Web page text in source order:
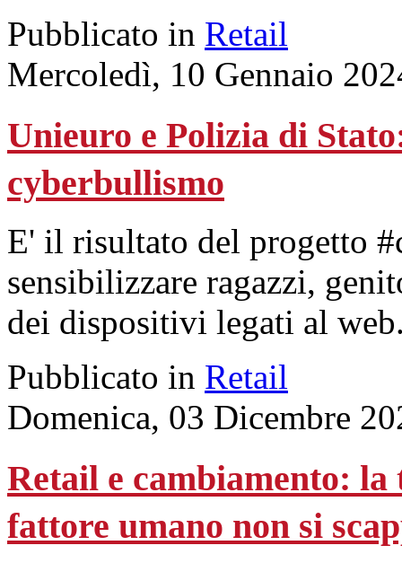
Pubblicato in Retail
Mercoledì, 10 Gennaio
Unieuro e Polizia di
cyberbullismo
E' il risultato del progetto
sensibilizzare ragazzi,
dei dispositivi legati al
Pubblicato in Retail
Domenica, 03 Dicembre
Retail e cambiamento:
fattore umano non si